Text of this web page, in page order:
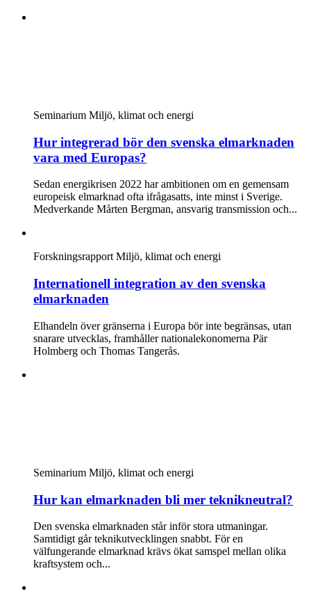
Seminarium Miljö, klimat och energi
Hur integrerad bör den svenska elmarknaden
vara med Europas?
Sedan energikrisen 2022 har ambitionen om en gemensam
europeisk elmarknad ofta ifrågasatts, inte minst i Sverige.
Medverkande Mårten Bergman, ansvarig transmission och...
Forskningsrapport Miljö, klimat och energi
Internationell integration av den svenska
elmarknaden
Elhandeln över gränserna i Europa bör inte begränsas, utan
snarare utvecklas, framhåller nationalekonomerna Pär
Holmberg och Thomas Tangerås.
Seminarium Miljö, klimat och energi
Hur kan elmarknaden bli mer teknikneutral?
Den svenska elmarknaden står inför stora utmaningar.
Samtidigt går teknikutvecklingen snabbt. För en
välfungerande elmarknad krävs ökat samspel mellan olika
kraftsystem och...